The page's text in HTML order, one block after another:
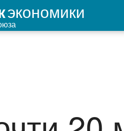
экономики